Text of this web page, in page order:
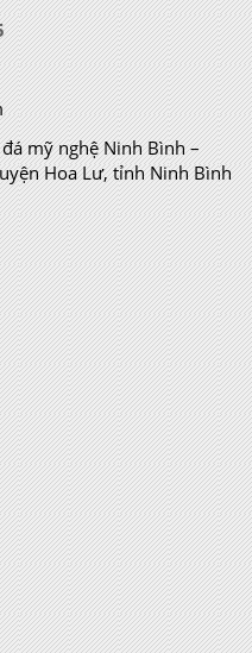
mỹ nghệ Ninh Bình –
Hoa Lư, tỉnh Ninh Bình